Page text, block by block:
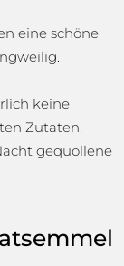
eine schöne
keine
Zutaten.
gequollene